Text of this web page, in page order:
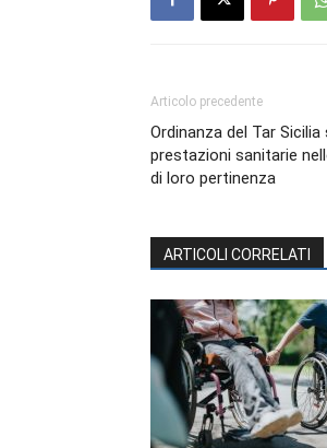
Articolo precedente
Ordinanza del Tar Sicilia
prestazioni sanitarie
di loro pertinenza
ARTICOLI CORRELATI